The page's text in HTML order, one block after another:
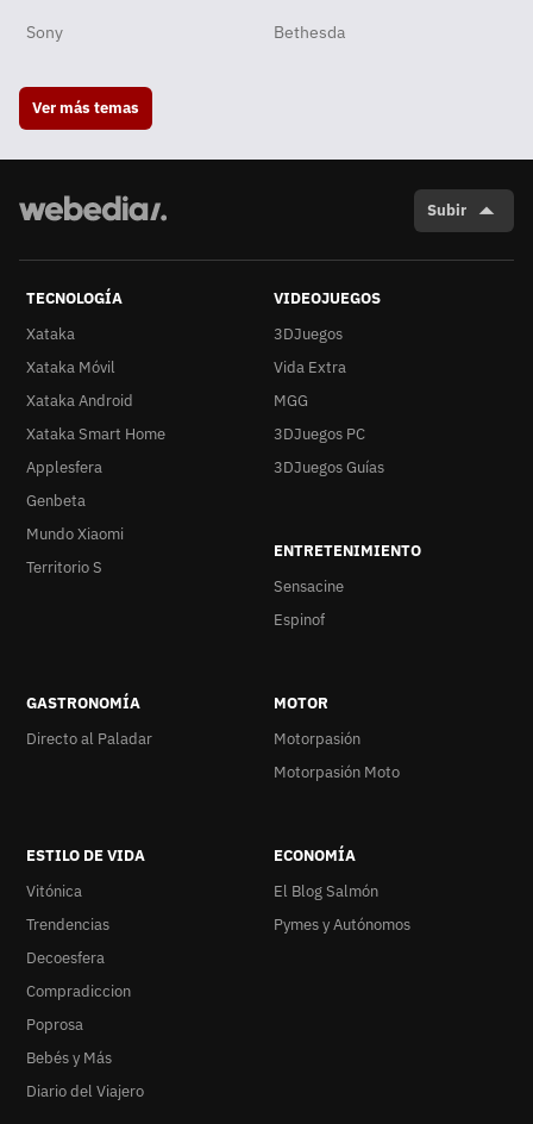
Sony Bethesda
Ver más temas
Subir
TECNOLOGÍA
Xataka
Xataka Móvil
Xataka Android
Xataka Smart Home
Applesfera
Genbeta
Mundo Xiaomi
Territorio S
VIDEOJUEGOS
3DJuegos
Vida Extra
MGG
3DJuegos PC
3DJuegos Guías
ENTRETENIMIENTO
Sensacine
Espinof
GASTRONOMÍA
Directo al Paladar
MOTOR
Motorpasión
Motorpasión Moto
ESTILO DE VIDA
Vitónica
Trendencias
Decoesfera
Compradiccion
Poprosa
Bebés y Más
Diario del Viajero
ECONOMÍA
El Blog Salmón
Pymes y Autónomos